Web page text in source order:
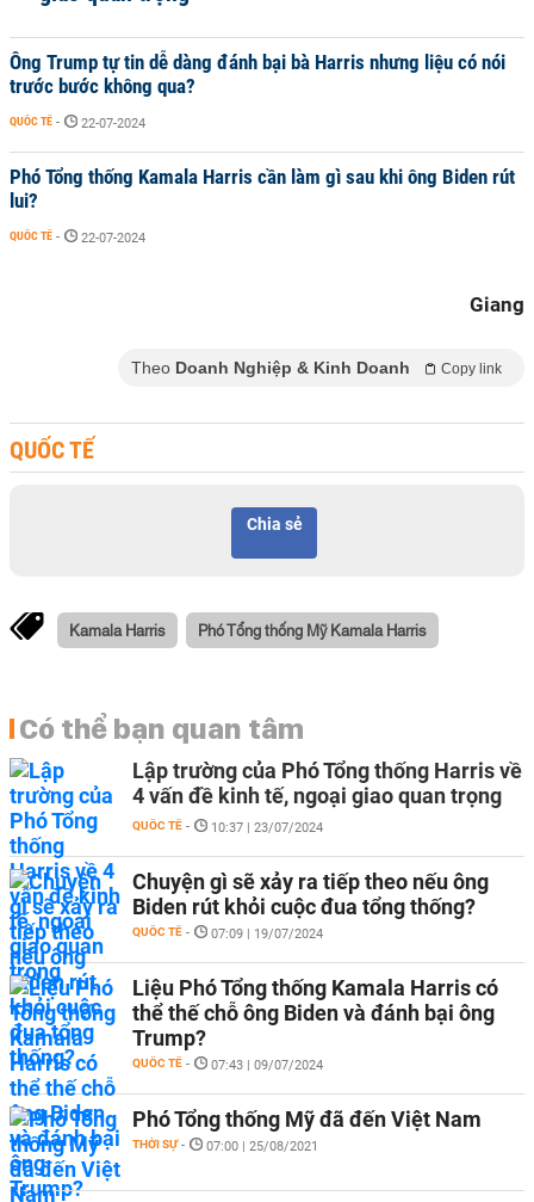
Ông Trump tự tin dễ dàng đánh bại bà Harris nhưng liệu có nói
trước bước không qua?
QUỐC TẾ - 22-07-2024
Phó Tổng thống Kamala Harris cần làm gì sau khi ông Biden rút
lui?
QUỐC TẾ - 22-07-2024
Giang
Theo Doanh Nghiệp & Kinh Doanh Copy link
QUỐC TẾ
Chia sẻ
Kamala Harris Phó Tổng thống Mỹ Kamala Harris
Có thể bạn quan tâm
Lập trường của Phó Tổng thống Harris về
4 vấn đề kinh tế, ngoại giao quan trọng
QUỐC TẾ - 10:37 | 23/07/2024
Chuyện gì sẽ xảy ra tiếp theo nếu ông
Biden rút khỏi cuộc đua tổng thống?
QUỐC TẾ - 07:09 | 19/07/2024
Liệu Phó Tổng thống Kamala Harris có
thể thế chỗ ông Biden và đánh bại ông
Trump?
QUỐC TẾ - 07:43 | 09/07/2024
Phó Tổng thống Mỹ đã đến Việt Nam
THỜI SỰ - 07:00 | 25/08/2021